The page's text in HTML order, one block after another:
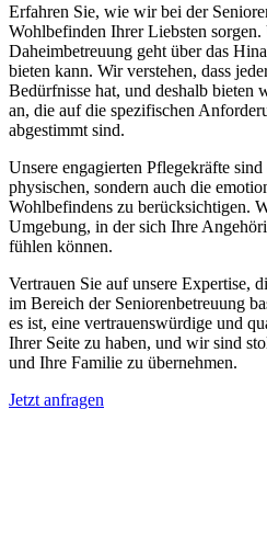
Erfahren Sie, wie wir bei der
Wohlbefinden Ihrer Liebsten sorgen.
Daheimbetreuung geht über das
bieten kann. Wir verstehen, dass
Bedürfnisse hat, und deshalb bieten
an, die auf die spezifischen
abgestimmt sind.
Unsere engagierten Pflegekräfte
physischen, sondern auch die
Wohlbefindens zu berücksichtigen.
Umgebung, in der sich Ihre
fühlen können.
Vertrauen Sie auf unsere Expertise,
im Bereich der Seniorenbetreuung
es ist, eine vertrauenswürdige und
Ihrer Seite zu haben, und wir sind
und Ihre Familie zu übernehmen.
Jetzt anfragen